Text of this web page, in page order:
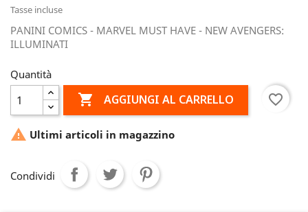
Tasse incluse
PANINI COMICS - MARVEL MUST HAVE - NEW AVENGERS:
ILLUMINATI
Quantità
 AGGIUNGI AL CARRELLO favorite_border
 Ultimi articoli in magazzino
Condividi